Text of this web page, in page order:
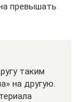
превышать
таким
на другую.